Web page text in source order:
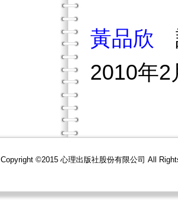
黃品欣
2010年2
Copyright ©2015 心理出版社股份有限公司 All